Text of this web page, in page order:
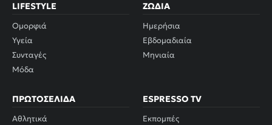
LIFESTYLE
Ομορφιά
Υγεία
Συνταγές
Μόδα
ΖΏΔΙΑ
Ημερήσια
Εβδομαδιαία
Μηνιαία
ΠΡΩΤΟΣΈΛΙΔΑ
Αθλητικά
ESPRESSO TV
Εκπομπές